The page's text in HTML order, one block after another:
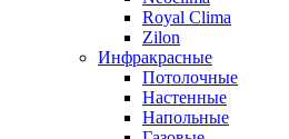
Royal Clima
Zilon
Инфракрасные
Потолочные
Настенные
Напольные